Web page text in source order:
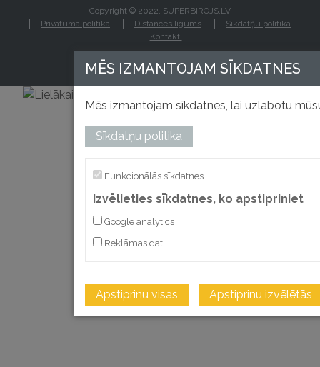
Copyright © 2022, SUPERBIROJS.LV
Privātuma politika
Distances līgums
Sīkdatņu politika
Kontakti
izstrādāts
MĒS IZMANTOJAM SĪKDATNES
Mēs izmantojam sīkdatnes, lai uzlabotu
Sīkdatņu politika
Funkcionālās sīkdatnes
Izvēlieties sīkdatnes, ko apstipriniet
Google analytics
Reklāmas dati
Apstiprinu visas Apstiprinu izvēlētās